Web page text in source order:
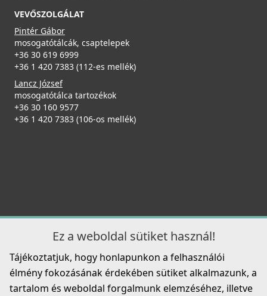
ELLECI - Csaptelep Cloud G51
MGKCLO51
MGKTRA51
89 990 Ft
Részletek
ELLECI - ACI01307 Edényszárító kosár fém univerzális -
VEVŐSZOLGÁLAT
Pintér Gábor
mosogatótálcák, csaptelepek
+36 30 619 6999
+36 1 420 7383 (112-es mellék)
Lancz József
mosogatótálca tartozékok
+36 30 160 9577
+36 1 420 7383 (106-os mellék)
Ez a weboldal sütiket használ!
Tájékoztatjuk, hogy honlapunkon a felhasználói
élmény fokozásának érdekében sütiket alkalmazunk, a
tartalom és weboldal forgalmunk elemzéséhez, illetve